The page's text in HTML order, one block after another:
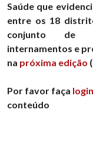
Saúde que
entre os 18
conjunto de
internamentos e
na próxima edição
Por favor faça login
conteúdo